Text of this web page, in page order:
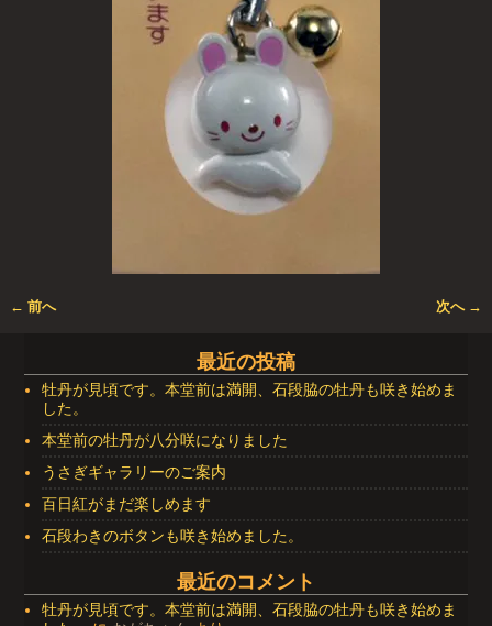
← 前へ 次へ →
最近の投稿
牡丹が見頃です。本堂前は満開、石段脇の牡丹も咲き始めま
した。
本堂前の牡丹が八分咲になりました
うさぎギャラリーのご案内
百日紅がまだ楽しめます
石段わきのボタンも咲き始めました。
最近のコメント
牡丹が見頃です。本堂前は満開、石段脇の牡丹も咲き始めま